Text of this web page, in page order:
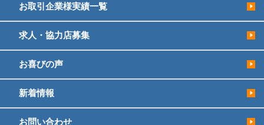
お取引企業様実績一覧
求人・協力店募集
お喜びの声
新着情報
お問い合わせ